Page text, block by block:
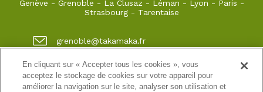
Genève - Grenoble - La Clusaz - Léman - Lyon - Paris -
Strasbourg- Tarentaise
grenoble@takamaka.fr
04 80 42 00 70
1 quai de créqui 38000 GRENOBLE
En cliquant sur « Accepter tous les cookies », vous
acceptez le stockage de cookies sur votre appareil pour
améliorer la navigation sur le site, analyser son utilisation et